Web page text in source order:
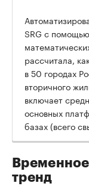
SRG с
рассчитала,
в 50 городах
вторичного
включает
основных
базах (всего
тренд